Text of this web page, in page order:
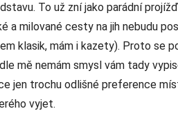
To už zní jako parádní
a milované cesty na jih nebudu
klasik, mám i kazety). Proto se
mě nemám smysl vám tady
jen trochu odlišné preference
vyjet.